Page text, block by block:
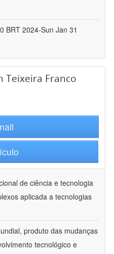
BRT 2024-Sun Jan 31
Teixeira Franco
de ciência e tecnologia
aplicada a tecnologias
produto das mudanças
tecnológico e